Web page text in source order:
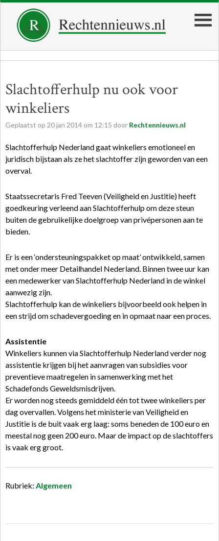
Slachtofferhulp nu ook voor
winkeliers
Geplaatst op 20jan 2014 om 12:15 door Rechtennieuws.nl
Slachtofferhulp Nederland gaat winkeliers emotioneel en
juridisch bijstaan als ze het slachtoffer zijn geworden van een
overval.
Staatssecretaris Fred Teeven (Veiligheid en Justitie) heeft
goedkeuring verleend aan Slachtofferhulp om deze steun
buiten de gebruikelijke doelgroep van privépersonen aan te
bieden.
Er is een ‘ondersteuningspakket op maat’ ontwikkeld, samen
met onder meer Detailhandel Nederland. Binnen twee uur kan
een medewerker van Slachtofferhulp Nederland in de winkel
aanwezig zijn.
Slachtofferhulp kan de winkeliers bijvoorbeeld ook helpen in
een strijd om schadevergoeding en in opmaat naar een proces.
Assistentie
Winkeliers kunnen via Slachtofferhulp Nederland verder nog
assistentie krijgen bij het aanvragen van subsidies voor
preventieve maatregelen in samenwerking met het
Schadefonds Geweldsmisdrijven.
Er worden nog steeds gemiddeld één tot twee winkeliers per
dag overvallen. Volgens het ministerie van Veiligheid en
Justitie is de buit vaak erg laag: soms beneden de 100 euro en
meestal nog geen 200 euro. Maar de impact op de slachtoffers
is vaak erg groot.
Rubriek: Algemeen